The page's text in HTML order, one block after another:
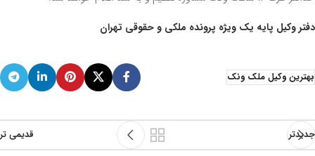
دفتر وکیل پایه یک ویژه پرونده ملکی و حقوقی تهران
بهترین وکیل ملک ونک
جدیدتر قدیمی تر